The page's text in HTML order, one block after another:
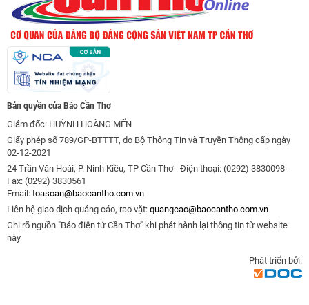
Bản quyền của Báo Cần Thơ
Giám đốc: HUỲNH HOÀNG MẾN
Giấy phép số 789/GP-BTTTT, do Bộ Thông Tin và Truyền Thông cấp ngày
02-12-2021
24 Trần Văn Hoài, P. Ninh Kiều, TP Cần Thơ - Điện thoại: (0292) 3830098 -
Fax: (0292) 3830561
Email: toasoan@baocantho.com.vn
Liên hệ giao dịch quảng cáo, rao vặt: quangcao@baocantho.com.vn
Ghi rõ nguồn "Báo điện tử Cần Thơ" khi phát hành lại thông tin từ website
này
Phát triển bởi: